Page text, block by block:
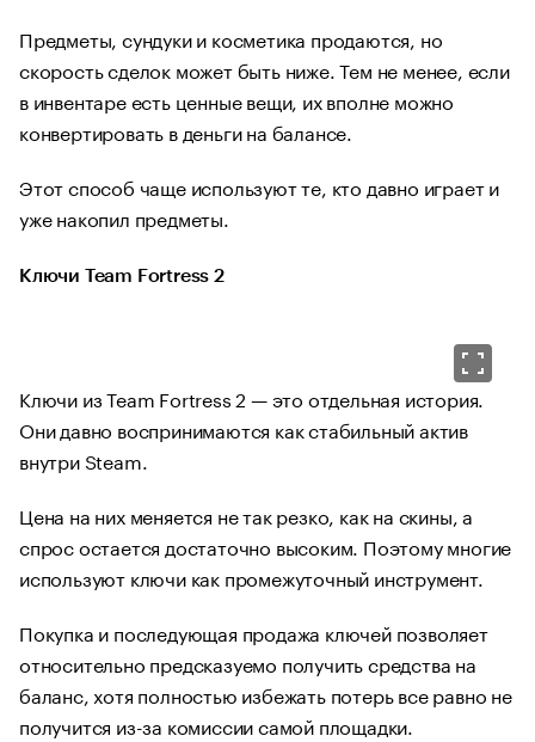
Предметы, сундуки и косметика продаются, но
скорость сделок может быть ниже. Тем не менее, если
в инвентаре есть ценные вещи, их вполне можно
конвертировать в деньги на балансе.
Этот способ чаще используют те, кто давно играет и
уже накопил предметы.
Ключи Team Fortress 2
Ключи из Team Fortress 2 — это отдельная история.
Они давно воспринимаются как стабильный актив
внутри Steam.
Цена на них меняется не так резко, как на скины, а
спрос остается достаточно высоким. Поэтому многие
используют ключи как промежуточный инструмент.
Покупка и последующая продажа ключей позволяет
относительно предсказуемо получить средства на
баланс, хотя полностью избежать потерь все равно не
получится из-за комиссии самой площадки.